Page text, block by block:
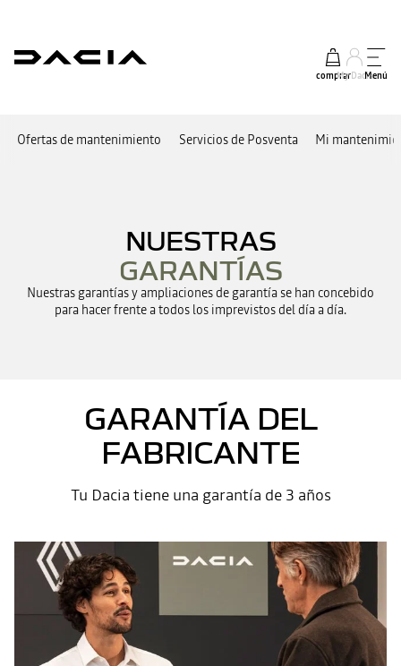
comprarMy DaciaMenú
Ofertas de mantenimiento Servicios de Posventa Mi
NUESTRAS
GARANTÍAS
Nuestras garantías y ampliaciones de garantía se han concebido
para hacer frente a todos los imprevistos del día a día.
GARANTÍA DEL
FABRICANTE
Tu Dacia tiene una garantía de 3 años